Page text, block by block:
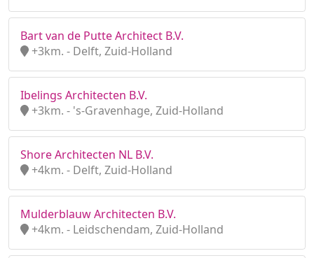
Bart van de Putte Architect B.V.
+3km. - Delft, Zuid-Holland
Ibelings Architecten B.V.
+3km. - 's-Gravenhage, Zuid-Holland
Shore Architecten NL B.V.
+4km. - Delft, Zuid-Holland
Mulderblauw Architecten B.V.
+4km. - Leidschendam, Zuid-Holland